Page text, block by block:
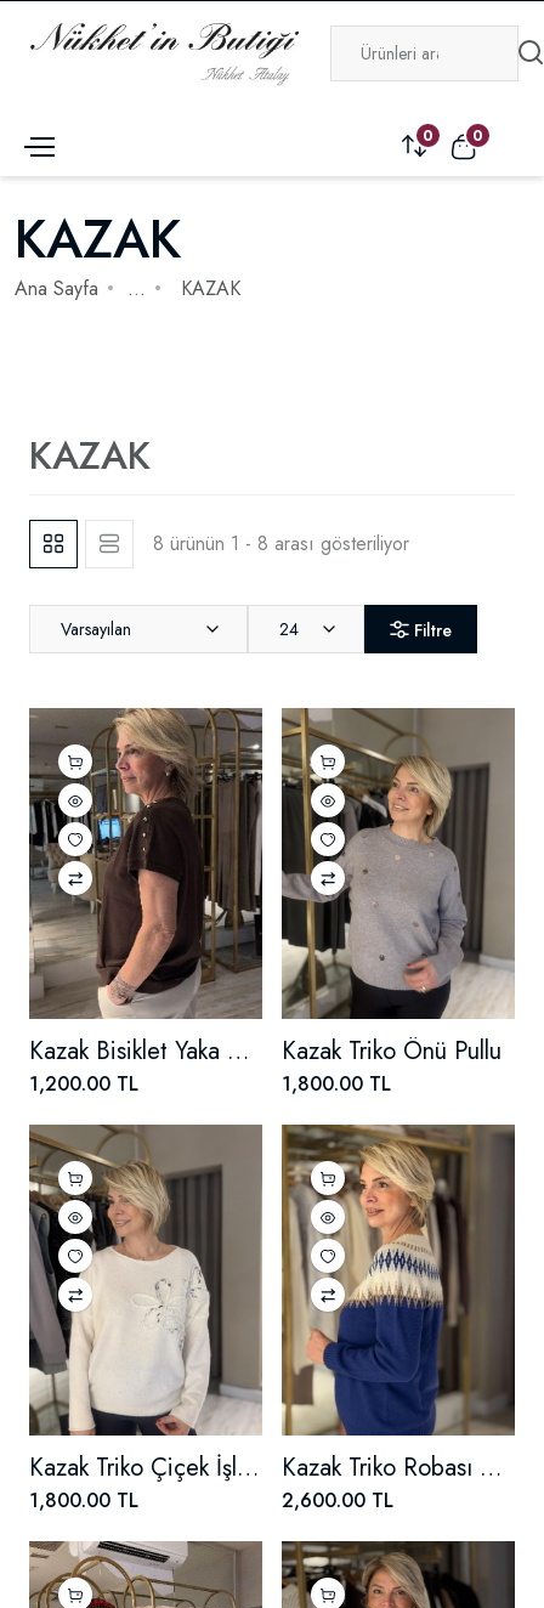
0 0
KAZAK
Ana Sayfa ... KAZAK
KAZAK
8 ürünün 1 - 8 arası gösteriliyor
Varsayılan 24 Filtre
Kazak Bisiklet Yaka Omuz Düğme Detaylı
1,200.00 TL
Kazak Triko Önü Pullu
1,800.00 TL
Kazak Triko Çiçek İşlemeli
1,800.00 TL
Kazak Triko Robası Baklavalı Sıfır Yaka
2,600.00 TL